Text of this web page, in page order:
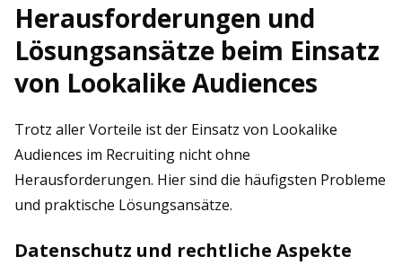
Herausforderungen und
Lösungsansätze beim Einsatz
von Lookalike Audiences
Trotz aller Vorteile ist der Einsatz von Lookalike
Audiences im Recruiting nicht ohne
Herausforderungen. Hier sind die häufigsten Probleme
und praktische Lösungsansätze.
Datenschutz und rechtliche Aspekte